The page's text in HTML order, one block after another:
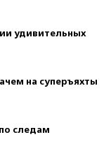
удивительных
на суперъяхты
следам